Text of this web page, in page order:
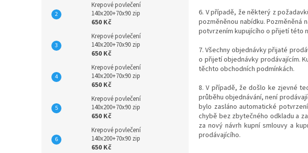
Krepové povlečení
140x200+70x90 zip
650 Kč
Krepové povlečení
140x200+70x90 zip
650 Kč
Krepové povlečení
140x200+70x90 zip
650 Kč
Krepové povlečení
140x200+70x90 zip
650 Kč
Krepové povlečení
140x200+70x90 zip
650 Kč
6. V případě, že některý z
pozměněnou nabídku. Pozměněná
potvrzením kupujícího o přijetí této
7. Všechny objednávky přijaté
o přijetí objednávky prodávajícím.
těchto obchodních podmínkách.
8. V případě, že došlo ke zjevné
průběhu objednávání, není
bylo zasláno automatické
chybě bez zbytečného odkladu a
za nový návrh kupní smlouvy a
prodávajícího.